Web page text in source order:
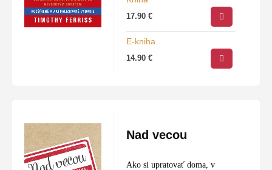
17.90€
E-kniha
14.90€
Nad vecou
Ako si upratovať doma, v